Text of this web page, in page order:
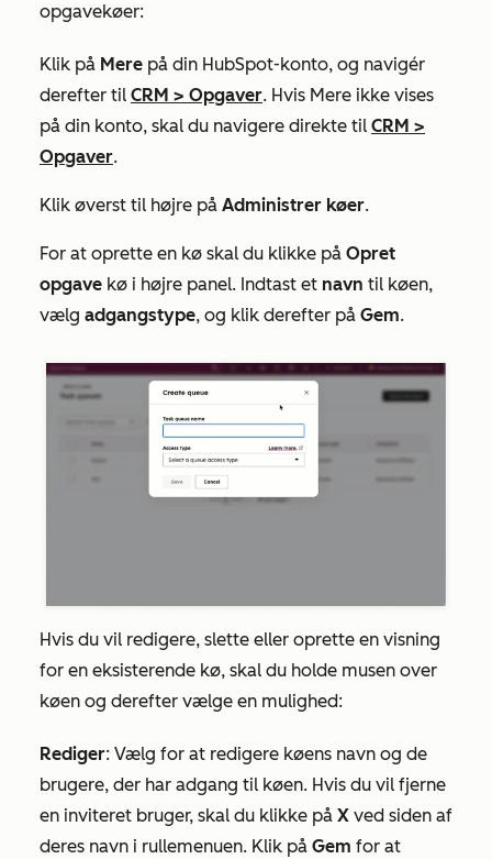
opgavekøer:
Klik på Mere på din HubSpot-konto, og navigér
derefter til CRM > Opgaver. Hvis Mere ikke vises
på din konto, skal du navigere direkte til CRM >
Opgaver.
Klik øverst til højre på Administrer køer.
For at oprette en kø skal du klikke på Opret
opgave kø i højre panel. Indtast et navn til køen,
vælg adgangstype, og klik derefter på Gem.
Hvis du vil redigere, slette eller oprette en visning
for en eksisterende kø, skal du holde musen over
køen og derefter vælge en mulighed:
Rediger: Vælg for at redigere køens navn og de
brugere, der har adgang til køen. Hvis du vil fjerne
en inviteret bruger, skal du klikke på X ved siden af
deres navn i rullemenuen. Klik på Gem for at